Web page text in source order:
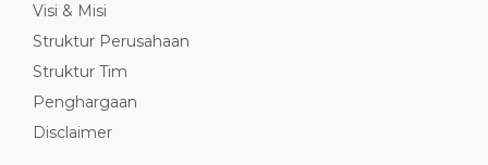
Visi & Misi
Struktur Perusahaan
Struktur Tim
Penghargaan
Disclaimer